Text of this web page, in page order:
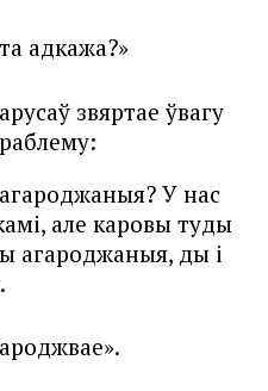
адкажа?»
звяртае ўвагу
У нас
але каровы туды
агароджаныя, ды і